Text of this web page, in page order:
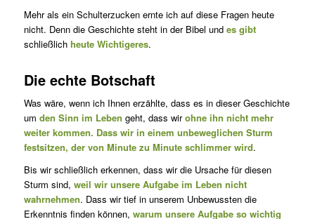
Mehr als ein Schulterzucken ernte ich auf diese Fragen heute
nicht. Denn die Geschichte steht in der Bibel und es gibt
schließlich heute Wichtigeres.
Die echte Botschaft
Was wäre, wenn ich Ihnen erzählte, dass es in dieser Geschichte
um den Sinn im Leben geht, dass wirohne ihn nicht mehr
weiter kommen. Dass wir in einem unbeweglichen Sturm
festsitzen, der von Minute zu Minute schlimmer wird.
Bis wir schließlich erkennen, dass wir die Ursache für diesen
Sturm sind, weil wir unsere Aufgabe im Leben nicht
wahrnehmen. Dass wir tief in unserem Unbewussten die
Erkenntnis finden können, warum unsere Aufgabe so wichtig